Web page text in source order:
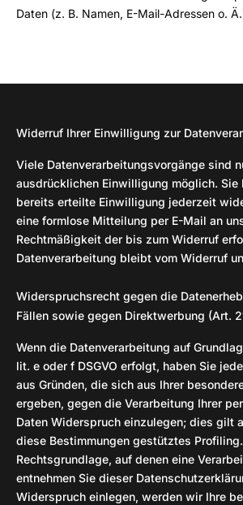
Daten (z. B. Namen, E-Mail-Adressen o.
Widerruf Ihrer Einwilligung zur
Viele Datenverarbeitungsvorgänge sind
ausdrücklichen Einwilligung möglich. Sie
bereits erteilte Einwilligung jederzeit
eine formlose Mitteilung per E-Mail an
Rechtmäßigkeit der bis zum Widerruf
Datenverarbeitung bleibt vom Widerruf
Widerspruchsrecht gegen die
Fällen sowie gegen Direktwerbung (Art.
Wenn die Datenverarbeitung auf
lit. e oder f DSGVO erfolgt, haben Sie
aus Gründen, die sich aus Ihrer
ergeben, gegen die Verarbeitung Ihrer
Daten Widerspruch einzulegen; dies gilt
diese Bestimmungen gestütztes
Rechtsgrundlage, auf denen eine
entnehmen Sie dieser
Widerspruch einlegen, werden wir Ihre